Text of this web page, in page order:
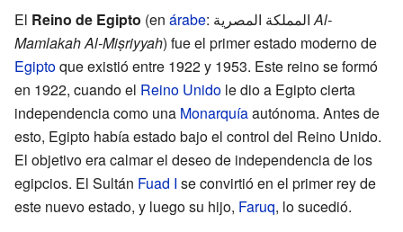
El Reino de Egipto (en árabe : المملكة المصريةAl-
Mamlakah Al-Miṣriyyah) fue el primer estado moderno de
Egiptoque existió entre 1922 y 1953. Este reino se formó
en 1922, cuando el Reino Unido le dio a Egipto cierta
independencia como una Monarquíaautónoma. Antes de
esto, Egipto había estado bajo el control del Reino Unido.
El objetivo era calmar el deseo de independencia de los
egipcios. El Sultán Fuad I se convirtió en el primer rey de
este nuevo estado, y luego su hijo, Faruq, lo sucedió.